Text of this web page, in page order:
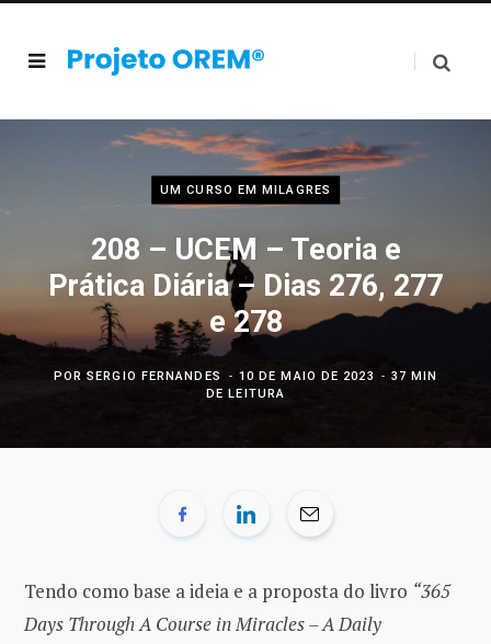
UM CURSO EM MILAGRES
208 – UCEM – Teoria e
Prática Diária – Dias 276, 277
e 278
PORSERGIO FERNANDES 10 DE MAIO DE 2023
37 MIN
DE LEITURA
Tendo como base a ideia e a proposta do livro “365
Days Through A Course in Miracles – A Daily